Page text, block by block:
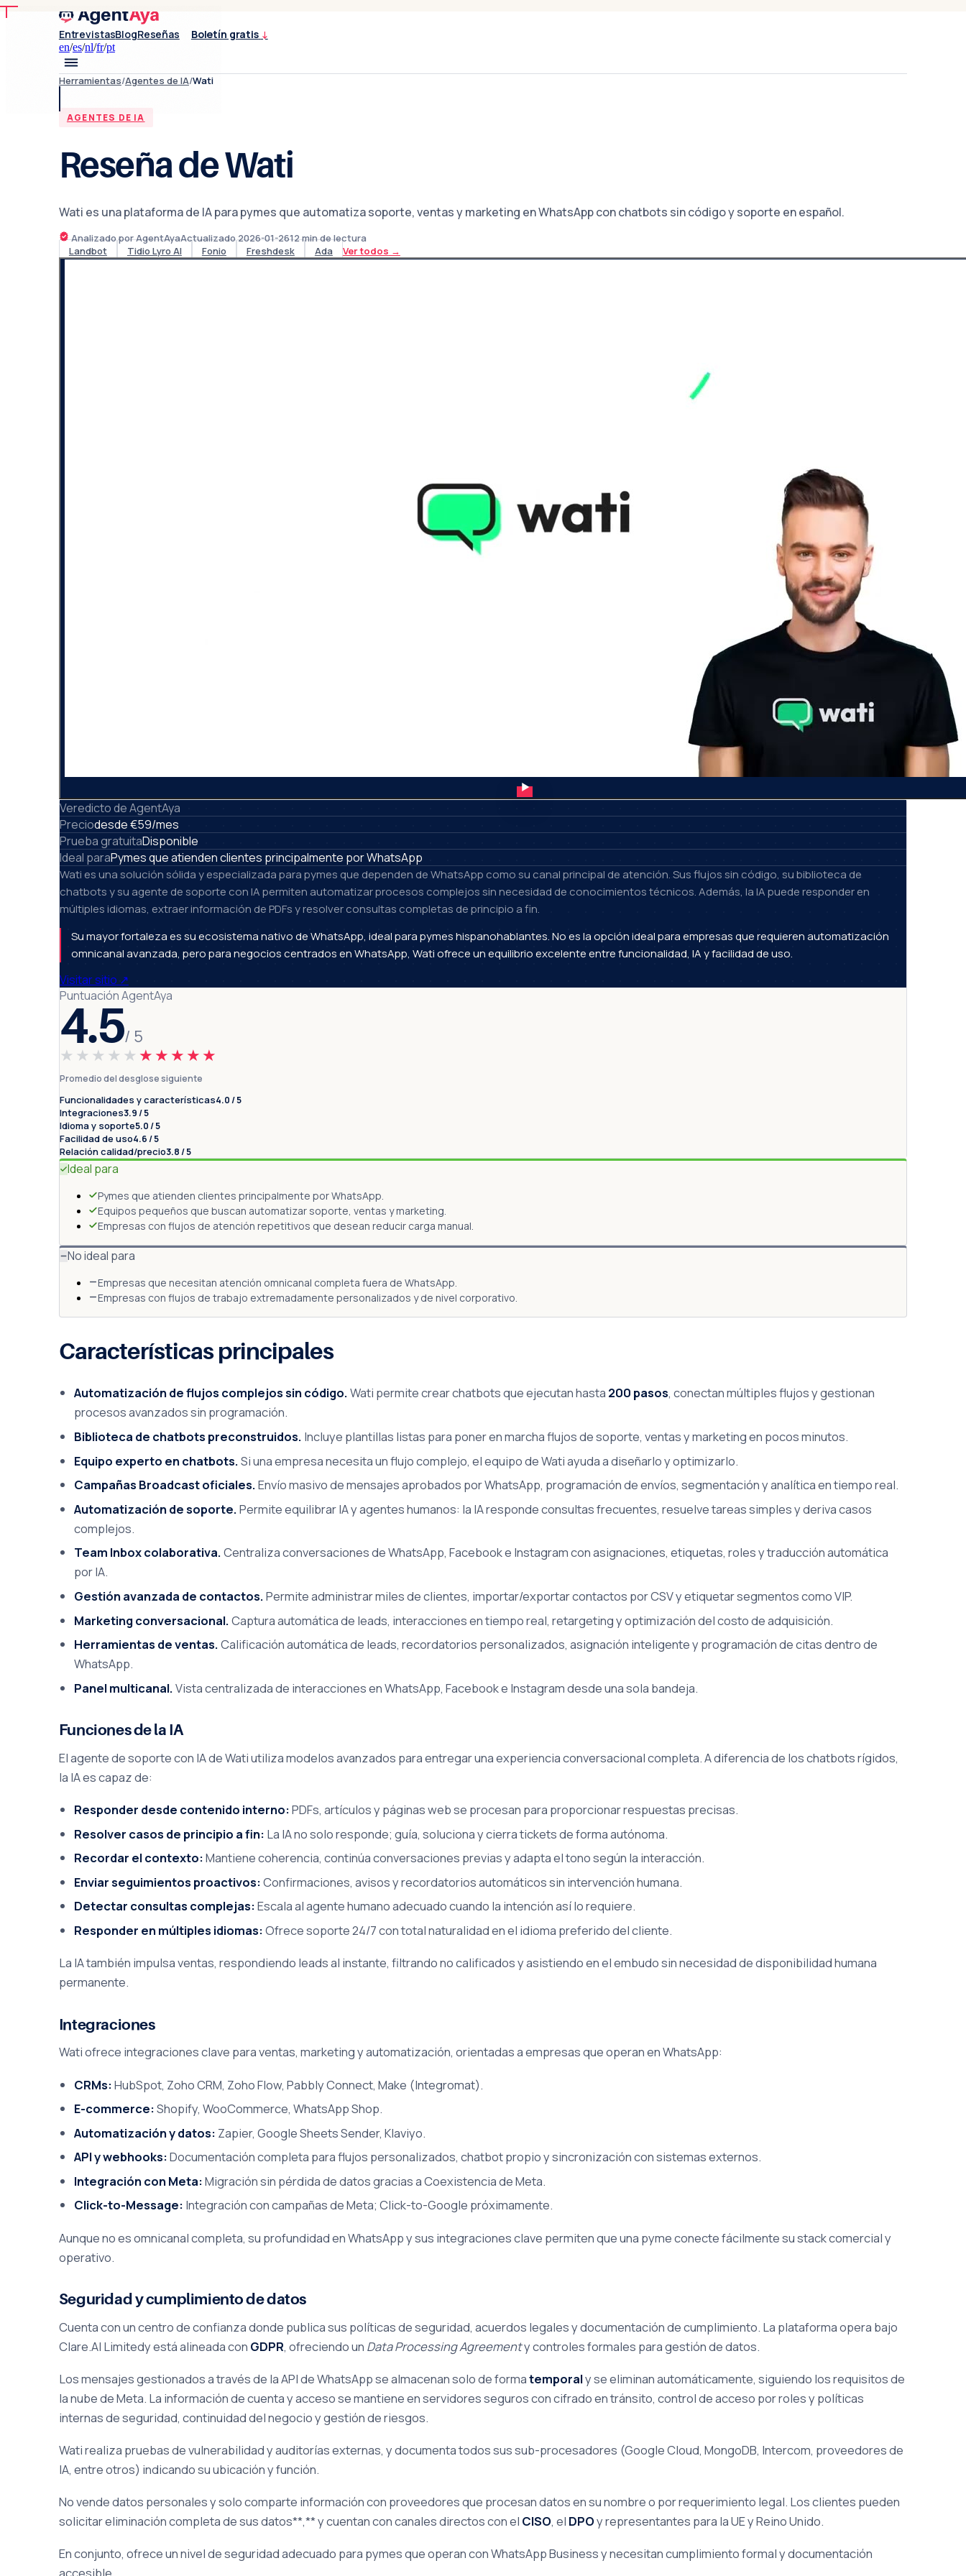
EntrevistasBlogReseñas Boletín gratis ↓
en/es/nl/fr/pt
Herramientas/Agentes de IA/Wati
AGENTES DE IA
Reseña de Wati
Wati es una plataforma de IA para pymes que automatiza soporte, ventas y marketing en WhatsApp con chatbots sin código y soporte en español.
Analizado por AgentAyaActualizado2026-01-2612min de lectura
Landbot
Tidio Lyro AI Fonio Freshdesk Ada Ver todos →
Veredicto de AgentAya
Preciodesde €59/mes
Prueba gratuitaDisponible
Ideal paraPymes que atienden clientes principalmente por WhatsApp
Wati es una solución sólida y especializada para pymes que dependen de WhatsApp como su canal principal de atención. Sus flujos sin código, su biblioteca de
chatbots y su agente de soporte con IA permiten automatizar procesos complejos sin necesidad de conocimientos técnicos. Además, la IA puede responder en
múltiples idiomas, extraer información de PDFs y resolver consultas completas de principio a fin.
Su mayor fortaleza es su ecosistema nativo de WhatsApp, ideal para pymes hispanohablantes. No es la opción ideal para empresas que requieren automatización
omnicanal avanzada, pero para negocios centrados en WhatsApp, Wati ofrece un equilibrio excelente entre funcionalidad, IA y facilidad de uso.
Visitar sitio ↗
Puntuación AgentAya
4.5/ 5
★★★★★ ★★★★★
Promedio del desglose siguiente
Funcionalidades y características4.0 / 5
Integraciones3.9 / 5
Idioma y soporte5.0 / 5
Facilidad de uso4.6 / 5
Relación calidad/precio3.8 / 5
Ideal para
Pymes que atienden clientes principalmente por WhatsApp.
Equipos pequeños que buscan automatizar soporte, ventas y marketing.
Empresas con flujos de atención repetitivos que desean reducir carga manual.
No ideal para
Empresas que necesitan atención omnicanal completa fuera de WhatsApp.
Empresas con flujos de trabajo extremadamente personalizados y de nivel corporativo.
Características principales
Automatización de flujos complejos sin código.Wati permite crear chatbots que ejecutan hasta 200 pasos, conectan múltiples flujos y gestionan
procesos avanzados sin programación.
Biblioteca de chatbots preconstruidos. Incluye plantillas listas para poner en marcha flujos de soporte, ventas y marketing en pocos minutos.
Equipo experto en chatbots. Si una empresa necesita un flujo complejo, el equipo de Wati ayuda a diseñarlo y optimizarlo.
Campañas Broadcast oficiales.Envío masivo de mensajes aprobados por WhatsApp, programación de envíos, segmentación y analítica en tiempo real.
Automatización de soporte.Permite equilibrar IA y agentes humanos: la IA responde consultas frecuentes, resuelve tareas simples y deriva casos
complejos.
Team Inbox colaborativa.Centraliza conversaciones de WhatsApp, Facebook e Instagram con asignaciones, etiquetas, roles y traducción automática
por IA.
Gestión avanzada de contactos.Permite administrar miles de clientes, importar/exportar contactos por CSV y etiquetar segmentos como VIP.
Marketing conversacional. Captura automática de leads, interacciones en tiempo real, retargeting y optimización del costo de adquisición.
Herramientas de ventas.Calificación automática de leads, recordatorios personalizados, asignación inteligente y programación de citas dentro de
WhatsApp.
Panel multicanal.Vista centralizada de interacciones en WhatsApp, Facebook e Instagram desde una sola bandeja.
Funciones de la IA
El agente de soporte con IA de Wati utiliza modelos avanzados para entregar una experiencia conversacional completa. A diferencia de los chatbots rígidos,
la IA es capaz de:
Responder desde contenido interno:PDFs, artículos y páginas web se procesan para proporcionar respuestas precisas.
Resolver casos de principio a fin: La IA no solo responde; guía, soluciona y cierra tickets de forma autónoma.
Recordar el contexto:Mantiene coherencia, continúa conversaciones previas y adapta el tono según la interacción.
Enviar seguimientos proactivos:Confirmaciones, avisos y recordatorios automáticos sin intervención humana.
Detectar consultas complejas:Escala al agente humano adecuado cuando la intención así lo requiere.
Responder en múltiples idiomas:Ofrece soporte 24/7 con total naturalidad en el idioma preferido del cliente.
La IA también impulsa ventas, respondiendo leads al instante, filtrando no calificados y asistiendo en el embudo sin necesidad de disponibilidad humana
permanente.
Integraciones
Wati ofrece integraciones clave para ventas, marketing y automatización, orientadas a empresas que operan en WhatsApp:
CRMs:HubSpot, Zoho CRM, Zoho Flow, Pabbly Connect, Make (Integromat).
E-commerce:Shopify, WooCommerce, WhatsApp Shop.
Automatización y datos: Zapier, Google Sheets Sender, Klaviyo.
API y webhooks:Documentación completa para flujos personalizados, chatbot propio y sincronización con sistemas externos.
Integración con Meta:Migración sin pérdida de datos gracias a Coexistencia de Meta.
Click-to-Message: Integración con campañas de Meta; Click-to-Google próximamente.
Aunque no es omnicanal completa, su profundidad en WhatsApp y sus integraciones clave permiten que una pyme conecte fácilmente su stack comercial y
operativo.
Seguridad y cumplimiento de datos
Cuenta con un centro de confianza donde publica sus políticas de seguridad, acuerdos legales y documentación de cumplimiento. La plataforma opera bajo
Clare.AI Limitedy está alineada con GDPR, ofreciendo un Data Processing Agreementy controles formales para gestión de datos.
Los mensajes gestionados a través de la API de WhatsApp se almacenan solo de formatemporaly se eliminan automáticamente, siguiendo los requisitos de
la nube de Meta. La información de cuenta y acceso se mantiene en servidores seguros con cifrado en tránsito, control de acceso por roles y políticas
internas de seguridad, continuidad del negocio y gestión de riesgos.
Wati realiza pruebas de vulnerabilidad y auditorías externas, y documenta todos sus sub-procesadores (Google Cloud, MongoDB, Intercom, proveedores de
IA, entre otros) indicando su ubicación y función.
No vende datos personales y solo comparte información con proveedores que procesan datos en su nombre o por requerimiento legal. Los clientes pueden
solicitar eliminación completa de sus datos**,** y cuentan con canales directos con el CISO, el DPOy representantes para la UE y Reino Unido.
En conjunto, ofrece un nivel de seguridad adecuado para pymes que operan con WhatsApp Business y necesitan cumplimiento formal y documentación